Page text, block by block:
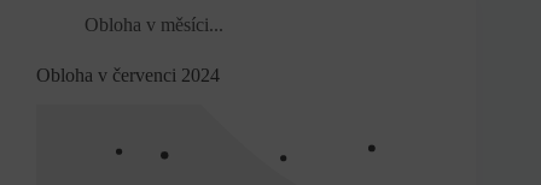
Obloha v měsíci...
Obloha v červenci 2024